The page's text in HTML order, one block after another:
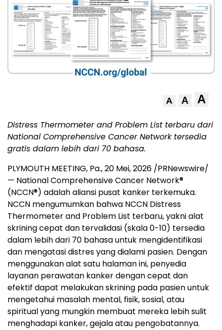
A A A
Distress Thermometer and Problem List terbaru dari
National Comprehensive Cancer Network tersedia
gratis dalam lebih dari 70 bahasa.
PLYMOUTH MEETING, Pa.,20 Mei, 2026 /PRNewswire/
— National Comprehensive Cancer Network®
(NCCN®) adalah aliansi pusat kanker terkemuka.
NCCN mengumumkan bahwa NCCN Distress
Thermometer and Problem List terbaru, yakni alat
skrining cepat dan tervalidasi (skala 0-10) tersedia
dalam lebih dari 70 bahasa untuk mengidentifikasi
dan mengatasi distres yang dialami pasien. Dengan
menggunakan alat satu halaman ini, penyedia
layanan perawatan kanker dengan cepat dan
efektif dapat melakukan skrining pada pasien untuk
mengetahui masalah mental, fisik, sosial, atau
spiritual yang mungkin membuat mereka lebih sulit
menghadapi kanker, gejala atau pengobatannya.